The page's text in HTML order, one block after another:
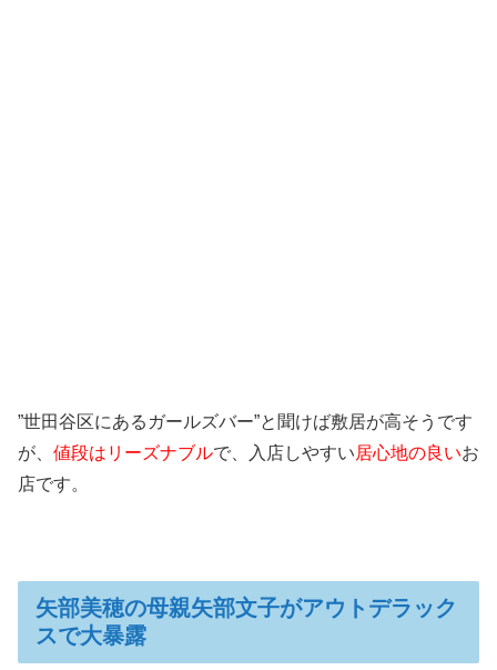
”世田谷区にあるガールズバー”と聞けば敷居が高そうです
が、 値段はリーズナブルで、入店しやすい居心地の良いお
店です。
矢部美穂の母親矢部文子がアウトデラック
スで大暴露